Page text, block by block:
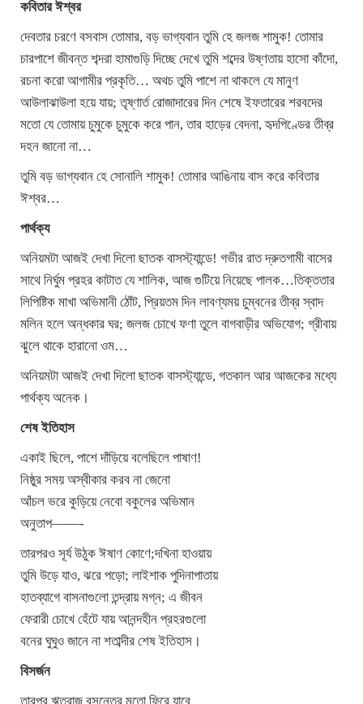
কবিতার ঈশ্বর
দেবতার চরণে বসবাস তোমার, বড় ভাগ্যবান তুমি হে জলজ শামুক! তোমার
চারপাশে জীবন্ত শব্দরা হামাগুড়ি দিচ্ছে দেখে তুমি শব্দের উষ্ণতায় হাসো কাঁদো,
রচনা করো আগামীর প্রকৃতি… অথচ তুমি পাশে না থাকলে যে মানুণ
আউলাঝাউলা হয়ে যায়; তৃষ্ণার্ত রোজাদারের দিন শেষে ইফতারের শরবদের
মতো যে তোমায় চুমুকে চুমুকে করে পান, তার হাড়ের বেদনা, হৃদপিণ্ডের তীব্র
দহন জানো না…
তুমি বড় ভাগ্যবান হে সোনালি শামুক! তোমার আঙিনায় বাস করে কবিতার
ঈশ্বর…
পার্থক্য
অনিয়মটা আজই দেখা দিলো ছাতক বাসস্ট্যান্ডে! গভীর রাত দ্রুতগামী বাসের
সাথে নির্ঘুম প্রহর কাটাত যে শালিক, আজ গুটিয়ে নিয়েছে পালক…তিক্ততার
লিপিষ্টিক মাখা অভিমানী ঠোঁট, প্রিয়তম দিন লাবণ্যময় চুম্বনের তীব্র স্বাদ
মলিন হলে অন্ধকার ঘর; জলজ চোখে ফণা তুলে বাগবাড়ীর অভিযোগ; গ্রীবায়
ঝুলে থাকে হারানো ওম…
অনিয়মটা আজই দেখা দিলো ছাতক বাসস্ট্যান্ডে, গতকাল আর আজকের মধ্যে
পার্থক্য অনেক।
শেষ ইতিহাস
একাই ছিলে, পাশে দাঁড়িয়ে বলেছিলে পাষাণ!
নিষ্ঠুর সময় অস্বীকার করব না জেনো
আঁচল ভরে কুড়িয়ে নেবো বকুলের অভিমান
অনুতাপ——-
তারপরও সূর্য উঠুক ঈষাণ কোণে;দখিনা হাওয়ায়
তুমি উড়ে যাও, ঝরে পড়ো; লাইশাক পুদিনাপাতায়
হাতব্যাগে বাসনাগুলো তন্দ্রায় মগ্ন; এ জীবন
ফেরারী চোখে হেঁটে যায় আনন্দহীন প্রহরগুলো
বনের ঘুঘুও জানে না শতাব্দীর শেষ ইতিহাস।
বিসর্জন